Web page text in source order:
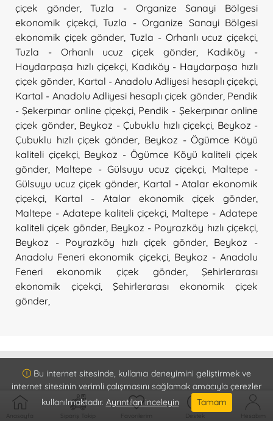
çiçek gönder,Tuzla - Organize Sanayi Bölgesi
ekonomik çiçekçi, Tuzla - Organize Sanayi Bölgesi
ekonomik çiçek gönder ,Tuzla - Orhanlı ucuz çiçekçi
Tuzla - Orhanlı ucuz çiçek gönder
Kadıköy -
Haydarpaşa hızlı çiçekçi, Kadıköy - Haydarpaşa hızlı
çiçek gönder Kartal - Anadolu Adliyesi hesaplı çiçekçi
Kartal - Anadolu Adliyesi hesaplı çiçek gönder, Pendik
- Şekerpınar online çiçekçi, Pendik - Şekerpınar online
çiçek gönder, Beykoz - Çubuklu hızlı çiçekçi Beykoz -
Çubuklu hızlı çiçek gönder Beykoz - Ögümce Köyü
kaliteli çiçekçi, Beykoz - Ögümce Köyü kaliteli çiçek
gönder
Maltepe - Gülsuyu ucuz çiçekçi
Maltepe -
Gülsuyu ucuz çiçek gönder Kartal - Atalar ekonomik
çiçekçi
Kartal - Atalar ekonomik çiçek gönder
Maltepe - Adatepe kaliteli çiçekçi Maltepe - Adatepe
kaliteli çiçek gönder, Beykoz - Poyrazköy hızlı çiçekçi
Beykoz - Poyrazköy hızlı çiçek gönder, Beykoz -
Anadolu Feneri ekonomik çiçekçi, Beykoz - Anadolu
Feneri ekonomik çiçek gönder, Şehirlerarası
ekonomik çiçekçi, Şehirlerarası ekonomik çiçek
gönder
Kurumsal
Hakkımızda
Anasayfa Sipariş Takip Favorilerim Destek Hesabım
Bu internet sitesinde, kullanıcı deneyimini geliştirmek ve
internet sitesinin verimli çalışmasını sağlamak amacıyla çerezler
kullanılmaktadır. Ayrıntıları inceleyin Tamam